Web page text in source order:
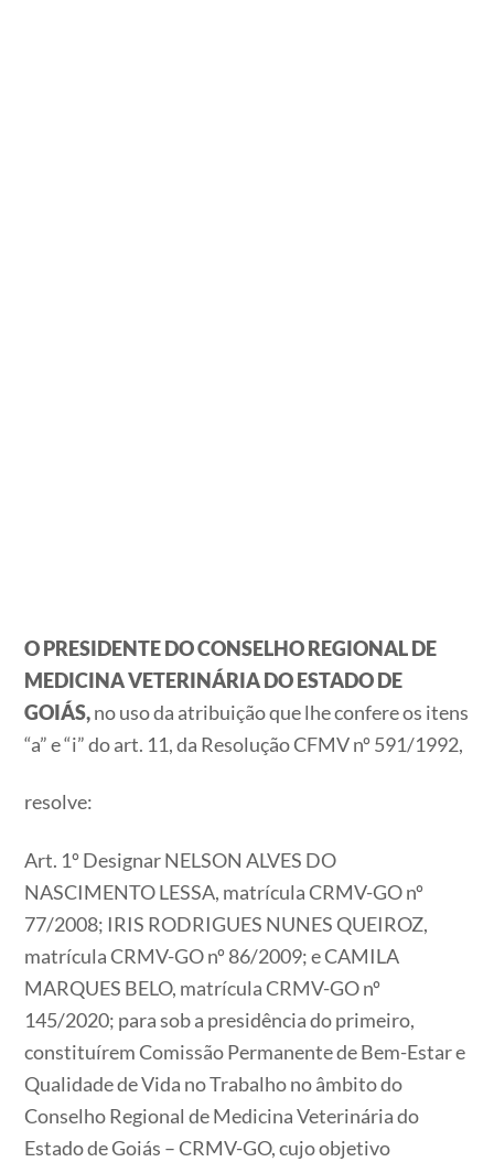
O PRESIDENTE DO CONSELHO REGIONAL DE
MEDICINA VETERINÁRIA DO ESTADO DE
GOIÁS,no uso da atribuição que lhe confere os itens
“a” e “i” do art. 11, da Resolução CFMV nº 591/1992,
resolve:
Art. 1º Designar NELSON ALVES DO
NASCIMENTO LESSA, matrícula CRMV-GO nº
77/2008; IRIS RODRIGUES NUNES QUEIROZ,
matrícula CRMV-GO nº 86/2009; e CAMILA
MARQUES BELO, matrícula CRMV-GO nº
145/2020; para sob a presidência do primeiro,
constituírem Comissão Permanente de Bem-Estar e
Qualidade de Vida no Trabalho no âmbito do
Conselho Regional de Medicina Veterinária do
Estado de Goiás – CRMV-GO, cujo objetivo